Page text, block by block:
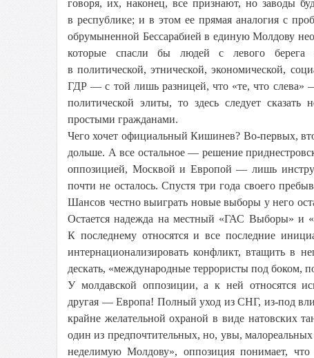
говоря, их, наконец, все признают, но заводы
в республике; и в этом ее прямая аналогия с
обрумыненной Бессарабией в единую Молдову
которые спасли бы людей с левого берега
в политической, этнической, экономической,
ГДР — с той лишь разницей, что «те, что слева» —
политической элиты, то здесь следует
простыми гражданами.
Чего хочет официальный Кишинев? Во-первых,
дольше. А все остальное — решение
оппозицией, Москвой и Европой — лишь
почти не осталось. Спустя три года своего
Шансов честно выиграть новые выборы у него
Остается надежда на местный «ГАС Выборы» и
К последнему относятся и все последние
интернационализировать конфликт, втащить в
дескать, «международные террористы под боком,
У молдавской оппозиции, а к ней относятся
другая — Европа! Полный уход из СНГ, из-под
крайне желательной охраной в виде натовских
один из предпочтительных, но, увы,
неделимую Молдову», оппозиция понимает, что